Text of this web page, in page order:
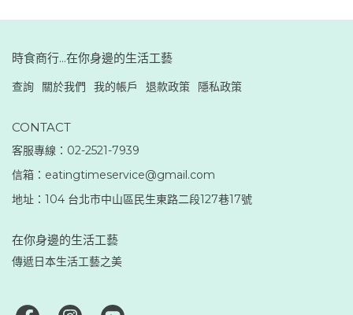
時食商行...在你身邊的生活工藝
查詢 關於我們 我的帳戶 退款政策 隱私政策
CONTACT
客服專線：02-2521-7939
信箱：eatingtimeservice@gmail.com
地址：104 台北市中山區民生東路二段127巷17號
在你身邊的生活工藝
傳遞日本生活工藝之美